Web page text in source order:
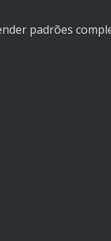
padrões